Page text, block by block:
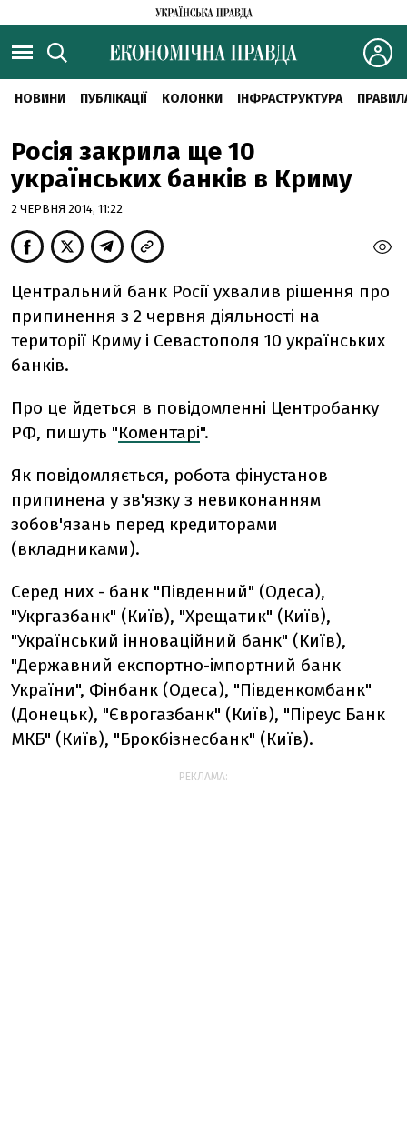
НОВИНИ ПУБЛІКАЦІЇ КОЛОНКИ ІНФРАСТРУКТУРА
Росія закрила ще 10
українських банків в Криму
2 ЧЕРВНЯ 2014, 11:22
Центральний банк Росії ухвалив рішення про
припинення з 2 червня діяльності на
території Криму і Севастополя 10 українських
банків.
Про це йдеться в повідомленні Центробанку
РФ, пишуть "Коментарі".
Як повідомляється, робота фінустанов
припинена у зв'язку з невиконанням
зобов'язань перед кредиторами
(вкладниками).
Серед них - банк "Південний" (Одеса),
"Укргазбанк" (Київ), "Хрещатик" (Київ),
"Український інноваційний банк" (Київ),
"Державний експортно-імпортний банк
України", Фінбанк (Одеса), "Південкомбанк"
(Донецьк), "Єврогазбанк" (Київ), "Піреус Банк
МКБ" (Київ), "Брокбізнесбанк" (Київ).
РЕКЛАМА: